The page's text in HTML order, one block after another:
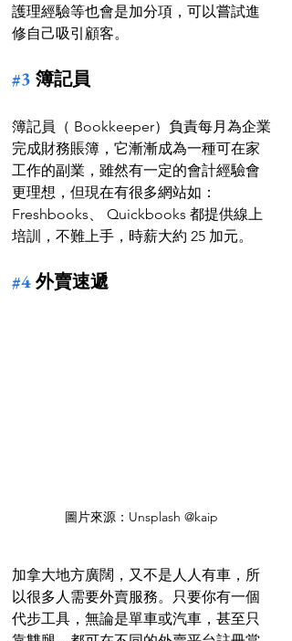
護理經驗等也會是加分項，可以嘗試進
修自己吸引顧客。
#3 簿記員
簿記員（ Bookkeeper）負責每月為企業
完成財務賬簿，它漸漸成為一種可在家
工作的副業，雖然有一定的會計經驗會
更理想，但現在有很多網站如：
Freshbooks、 Quickbooks 都提供線上
培訓，不難上手，時薪大約 25 加元。
#4 外賣速遞
圖片來源：Unsplash @kaip
加拿大地方廣闊，又不是人人有車，所
以很多人需要外賣服務。只要你有一個
代步工具，無論是單車或汽車，甚至只